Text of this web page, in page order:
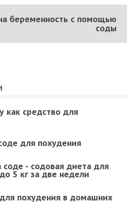
беременность с помощью
соды
как средство для
для похудения
соде - содовая диета для
5 кг за две недели
похудения в домашних